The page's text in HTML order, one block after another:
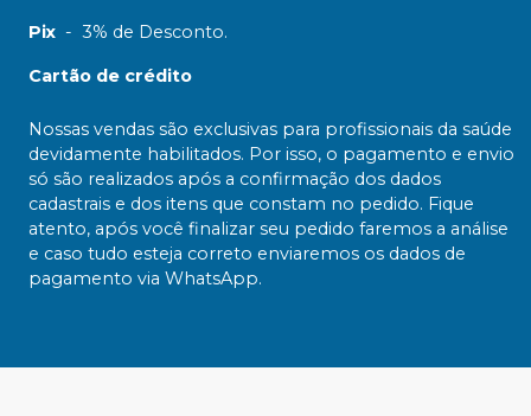
Pix - 3% de Desconto.
Cartão de crédito
Nossas vendas são exclusivas para profissionais da saúde
devidamente habilitados. Por isso, o pagamento e envio
só são realizados após a confirmação dos dados
cadastrais e dos itens que constam no pedido. Fique
atento, após você finalizar seu pedido faremos a análise
e caso tudo esteja correto enviaremos os dados de
pagamento via WhatsApp.